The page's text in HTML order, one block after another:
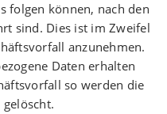
folgen können, nach den
sind. Dies ist im Zweifel
anzunehmen.
Daten erhalten
so werden die
gelöscht.